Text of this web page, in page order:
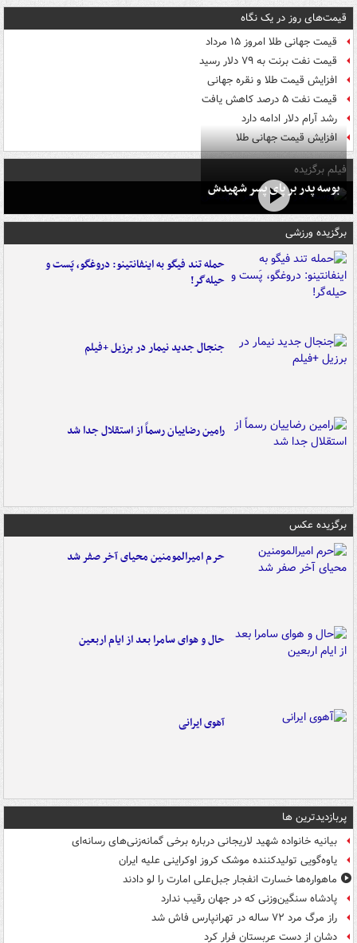
قیمت‌های روز در یک نگاه
قیمت جهانی طلا امروز ۱۵ مرداد
قیمت نفت برنت به ۷۹ دلار رسید
افزایش قیمت طلا و نقره جهانی
قیمت نفت ۵ درصد کاهش یافت
رشد آرام دلار ادامه دارد
افزایش قیمت جهانی طلا
فیلم برگزیده
بوسه‌ پدر بر پای پسر شهیدش
برگزیده ورزشی
حمله تند فیگو به اینفانتینو: دروغگو، پَست‌ و
حیله‌گر!
جنجال جدید نیمار در برزیل +فیلم
رامین رضاییان رسماً از استقلال جدا شد
برگزیده عکس
حرم امیرالمومنین محیای آخر صفر شد
حال و هوای سامرا بعد از ایام اربعین
آهوی ایرانی
پربازدیدترین ها
بیانیه خانواده شهید لاریجانی درباره برخی گمانه‌زنی‌های رسانه‌ای
یاوه‌گویی تولیدکننده موشک کروز اوکراینی علیه ایران
ماهواره‌ها خسارت انفجار جبل‌علی امارت را لو دادند
پادشاه سنگین‌وزنی که در جهان رقیب ندارد
راز مرگ مرد ۷۲ ساله در تهرانپارس فاش شد
دشان از دست عربستان فرار کرد